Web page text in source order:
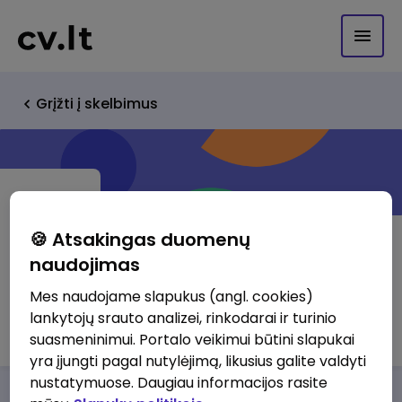
Grįžti į skelbimus
Mobili linija UAB
http://www.mobili.lt
🍪 Atsakingas duomenų
naudojimas
Mes naudojame slapukus (angl. cookies)
lankytojų srauto analizei, rinkodarai ir turinio
suasmeninimui. Portalo veikimui būtini slapukai
yra įjungti pagal nutylėjimą, likusius galite valdyti
nustatymuose. Daugiau informacijos rasite